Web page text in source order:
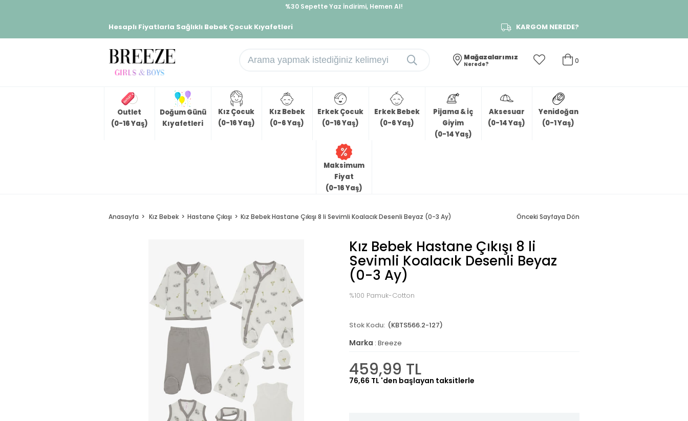
%30 Sepette Yaz İndirimi, Hemen Al!
Hesaplı Fiyatlarla Sağlıklı Bebek Çocuk Kıyafetleri KARGOM NEREDE?
0
Mağazalarımız
Nerede?
Outlet
(0-16 Yaş)
Doğum Günü
Kıyafetleri
Kız Çocuk
(0-16 Yaş)
Kız Bebek
(0-6 Yaş)
Erkek Çocuk
(0-16 Yaş)
Erkek Bebek
(0-6 Yaş)
Pijama & İç
Giyim
(0-14 Yaş)
Aksesuar
(0-14 Yaş)
Yenidoğan
(0-1 Yaş)
Maksimum
Fiyat
(0-16 Yaş)
Anasayfa Kız Bebek Hastane Çıkışı Kız Bebek Hastane Çıkışı 8 li Sevimli Koalacık Desenli Beyaz (0-3 Ay) Önceki Sayfaya Dön
Kız Bebek Hastane Çıkışı 8 li
Sevimli Koalacık Desenli Beyaz
(0-3 Ay)
%100 Pamuk-Cotton
(KBTS566.2-127)
Marka : Breeze
459,99 TL
76,66 TL 'den başlayan taksitlerle